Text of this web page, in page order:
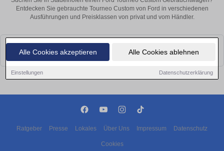
Alle Cookies akzeptieren Alle Cookies ablehnen
Einstellungen Datenschutzerklärung
Entdecken Sie gebrauchte Tourneo Custom von Ford in verschiedenen
Ausführungen und Preisklassen von privat und vom Händler.
Leider konnten wir derzeit keine passenden Autos finden. Schauen Sie
bald wieder vorbei!
Ratgeber Presse Lokales Über Uns Impressum Datenschutz
Cookies